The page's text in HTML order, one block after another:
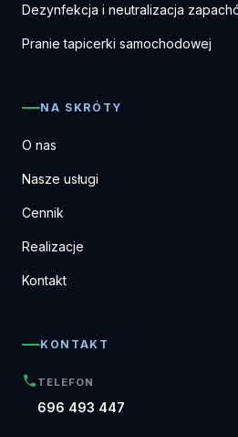
Dezynfekcja i neutralizacja
Pranie tapicerki samochodowej
NA SKRÓTY
O nas
Nasze usługi
Cennik
Realizacje
Kontakt
KONTAKT
TELEFON
696 493 447